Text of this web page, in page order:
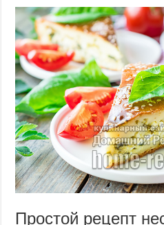
Простой рецепт